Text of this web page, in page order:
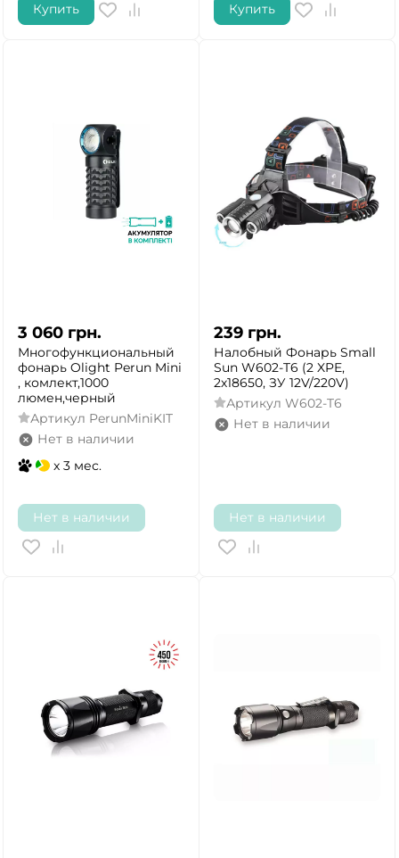
Купить Купить
3 060 грн.
Многофункциональный
фонарь Olight Perun Mini
, комлект,1000
люмен,черный
Артикул PerunMiniKIT
Нет в наличии
x 3 мес.
Нет в наличии
239 грн.
Налобный Фонарь Small
Sun W602-T6 (2 XPE,
2х18650, ЗУ 12V/220V)
Артикул W602-T6
Нет в наличии
Нет в наличии